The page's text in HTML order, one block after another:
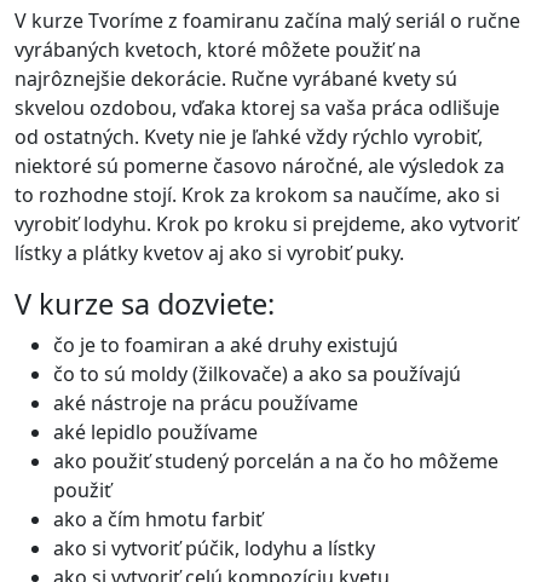
V kurze Tvoríme z foamiranu začína malý seriál o ručne
vyrábaných kvetoch, ktoré môžete použiť na
najrôznejšie dekorácie. Ručne vyrábané kvety sú
skvelou ozdobou, vďaka ktorej sa vaša práca odlišuje
od ostatných. Kvety nie je ľahké vždy rýchlo vyrobiť,
niektoré sú pomerne časovo náročné, ale výsledok za
to rozhodne stojí. Krok za krokom sa naučíme, ako si
vyrobiť lodyhu. Krok po kroku si prejdeme, ako vytvoriť
lístky a plátky kvetov aj ako si vyrobiť puky.
V kurze sa dozviete:
čo je to foamiran a aké druhy existujú
čo to sú moldy (žilkovače) a ako sa používajú
aké nástroje na prácu používame
aké lepidlo používame
ako použiť studený porcelán a na čo ho môžeme
použiť
ako a čím hmotu farbiť
ako si vytvoriť púčik, lodyhu a lístky